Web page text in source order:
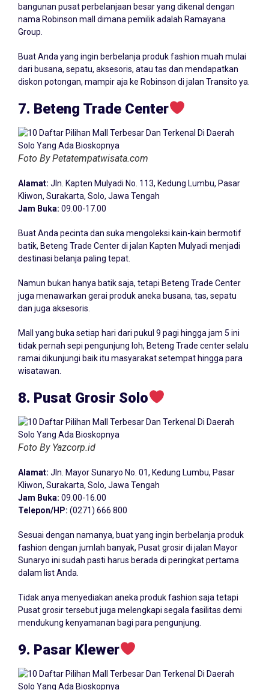
bangunan pusat perbelanjaan besar yang dikenal dengan
nama Robinson mall dimana pemilik adalah Ramayana
Group.
Buat Anda yang ingin berbelanja produk fashion muah mulai
dari busana, sepatu, aksesoris, atau tas dan mendapatkan
diskon potongan, mampir aja ke Robinson di jalan Transito ya.
7. Beteng Trade Center
Foto By Petatempatwisata.com
Alamat: Jln. Kapten Mulyadi No. 113, Kedung Lumbu, Pasar
Kliwon, Surakarta, Solo, Jawa Tengah
Jam Buka: 09.00-17.00
Buat Anda pecinta dan suka mengoleksi kain-kain bermotif
batik, Beteng Trade Center di jalan Kapten Mulyadi menjadi
destinasi belanja paling tepat.
Namun bukan hanya batik saja, tetapi Beteng Trade Center
juga menawarkan gerai produk aneka busana, tas, sepatu
dan juga aksesoris.
Mall yang buka setiap hari dari pukul 9 pagi hingga jam 5 ini
tidak pernah sepi pengunjung loh, Beteng Trade center selalu
ramai dikunjungi baik itu masyarakat setempat hingga para
wisatawan.
8. Pusat Grosir Solo
Foto By Yazcorp.id
Alamat: Jln. Mayor Sunaryo No. 01, Kedung Lumbu, Pasar
Kliwon, Surakarta, Solo, Jawa Tengah
Jam Buka: 09.00-16.00
Telepon/HP: (0271) 666 800
Sesuai dengan namanya, buat yang ingin berbelanja produk
fashion dengan jumlah banyak, Pusat grosir di jalan Mayor
Sunaryo ini sudah pasti harus berada di peringkat pertama
dalam list Anda.
Tidak anya menyediakan aneka produk fashion saja tetapi
Pusat grosir tersebut juga melengkapi segala fasilitas demi
mendukung kenyamanan bagi para pengunjung.
9. Pasar Klewer